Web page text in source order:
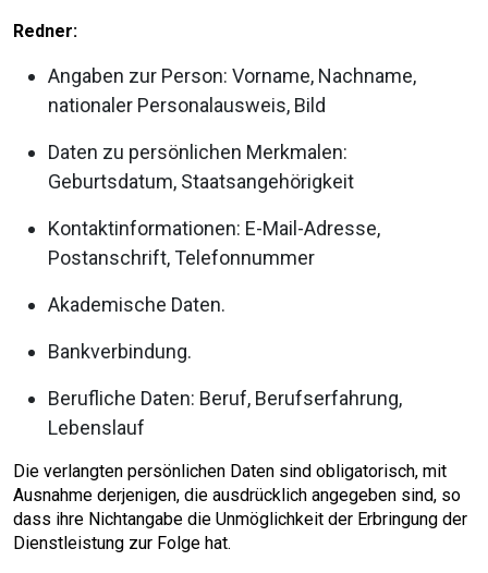
Redner:
Angaben zur Person: Vorname, Nachname,
nationaler Personalausweis, Bild
Daten zu persönlichen Merkmalen:
Geburtsdatum, Staatsangehörigkeit
Kontaktinformationen: E-Mail-Adresse,
Postanschrift, Telefonnummer
Akademische Daten.
Bankverbindung.
Berufliche Daten: Beruf, Berufserfahrung,
Lebenslauf
Die verlangten persönlichen Daten sind obligatorisch, mit
Ausnahme derjenigen, die ausdrücklich angegeben sind, so
dass ihre Nichtangabe die Unmöglichkeit der Erbringung der
Dienstleistung zur Folge hat.